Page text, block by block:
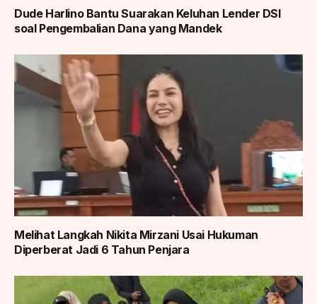
Dude Harlino Bantu Suarakan Keluhan Lender DSI
soal Pengembalian Dana yang Mandek
Melihat Langkah Nikita Mirzani Usai Hukuman
Diperberat Jadi 6 Tahun Penjara